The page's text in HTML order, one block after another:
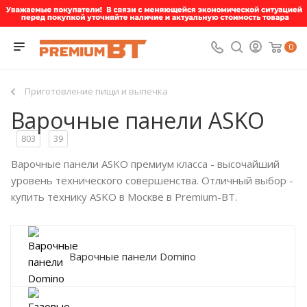
0
Приготовление пищи и выпечка
Варочные панели ASKO
803 39
Варочные панели Domino
Варочные панели ASKO премиум класса - высочайший
уровень технического совершенства. Отличный выбор -
купить технику ASKO в Москве в Premium-BT.